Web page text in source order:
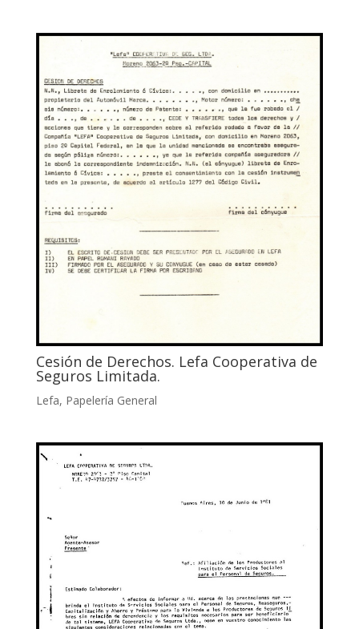
Cesión de Derechos. Lefa Cooperativa de
Seguros Limitada.
Lefa, Papelería General